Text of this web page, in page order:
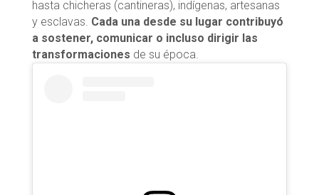
hasta chicheras (cantineras), indígenas, artesanas
y esclavas. Cada una desde su lugar contribuyó
a sostener, comunicar o incluso dirigir las
transformaciones de su época.